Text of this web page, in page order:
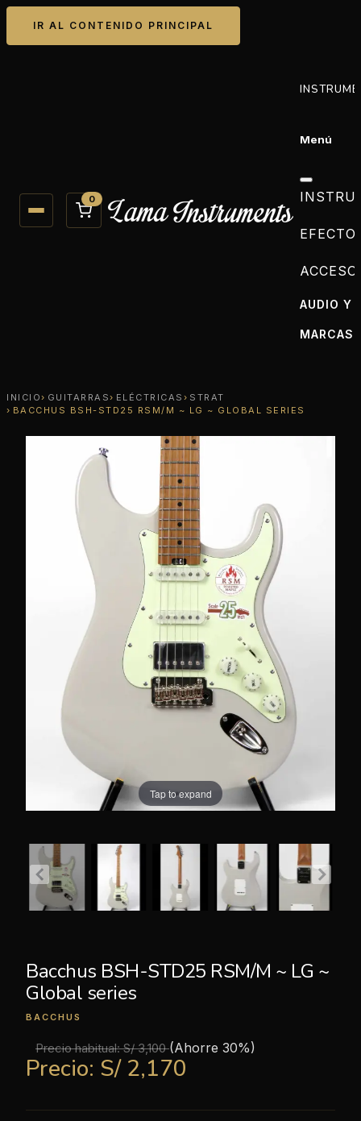
IR AL CONTENIDO PRINCIPAL
0
Menú
AUDIO Y
MARCAS
INICIO GUITARRAS ELÉCTRICAS
STRAT
BACCHUS BSH-STD25 RSM/M ~ LG ~ GLOBAL SERIES
Tap to expand
Bacchus BSH-STD25 RSM/M ~ LG ~
Global series
BACCHUS
Precio habitual:S/ 3,100(Ahorre 30%)
Precio: S/ 2,170